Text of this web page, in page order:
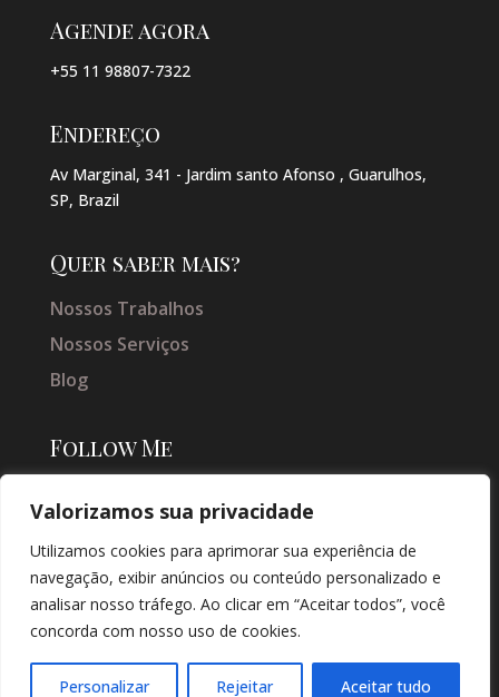
Valorizamos sua privacidade
Utilizamos cookies para aprimorar sua experiência de
navegação, exibir anúncios ou conteúdo personalizado e
analisar nosso tráfego. Ao clicar em “Aceitar todos”, você
concorda com nosso uso de cookies.
Personalizar Rejeitar Aceitar tudo
Agende agora
+55 11 98807-7322
Endereço
Av Marginal, 341 - Jardim santo Afonso , Guarulhos,
SP, Brazil
Quer saber mais?
Nossos Trabalhos
Nossos Serviços
Blog
Follow Me
SOLUÇÕES DIGITAIS |
CRIAÇÃO DE SITES